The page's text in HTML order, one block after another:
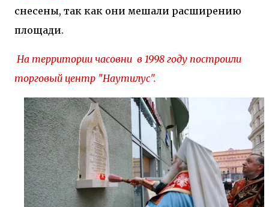
снесены, так как они мешали расширению
площади.
На территории часовни в 1998 году построили
торговый центр "Наутилус".